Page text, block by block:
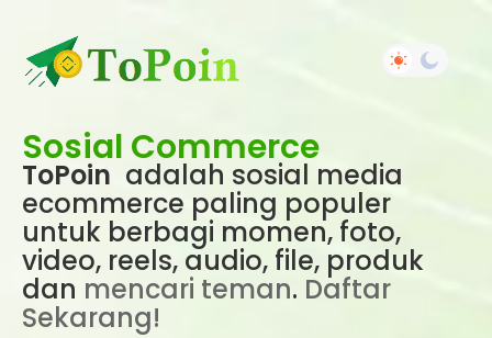
Sosial Commerce
ToPoin adalah sosial media
ecommerce paling populer
untuk berbagi momen, foto,
video, reels, audio, file, produk
dan mencari teman. Daftar
Sekarang!